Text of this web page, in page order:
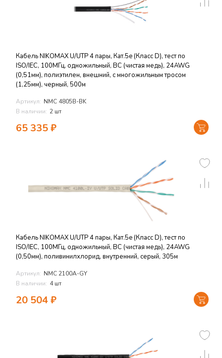
Кабель NIKOMAX U/UTP 4 пары, Кат.5e (Класс D), тест по
ISO/IEC, 100МГц, одножильный, BC (чистая медь), 24AWG
(0,51мм), полиэтилен, внешний, с многожильным тросом
(1,25мм), черный, 500м
Артикул: NMC 4805B-BK
В наличии: 2 шт
65 335₽
Кабель NIKOMAX U/UTP 4 пары, Кат.5e (Класс D), тест по
ISO/IEC, 100МГц, одножильный, BC (чистая медь), 24AWG
(0,50мм), поливинилхлорид, внутренний, серый, 305м
Артикул: NMC 2100A-GY
В наличии: 4 шт
20 504₽